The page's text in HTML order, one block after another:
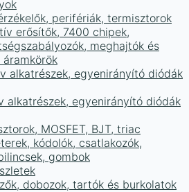
perifériák, termisztorok
erősítők, 7400 chipek,
meghajtók és
alkatrészek, egyenirányító diódák
alkatrészek, egyenirányító diódák
MOSFET, BJT, triac
kódolók, csatlakozók,
gombok
dobozok, tartók és burkolatok